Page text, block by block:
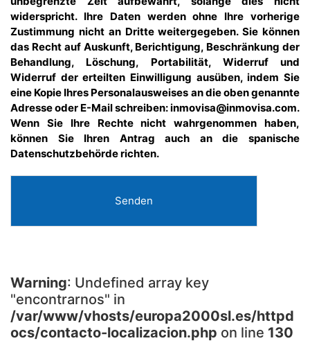
widerspricht. Ihre Daten werden ohne Ihre vorherige
Zustimmung nicht an Dritte weitergegeben. Sie können
das Recht auf Auskunft, Berichtigung, Beschränkung der
Behandlung, Löschung, Portabilität, Widerruf und
Widerruf der erteilten Einwilligung ausüben, indem Sie
eine Kopie Ihres Personalausweises an die oben genannte
Adresse oder E-Mail schreiben: inmovisa@inmovisa.com.
Wenn Sie Ihre Rechte nicht wahrgenommen haben,
können Sie Ihren Antrag auch an die spanische
Datenschutzbehörde richten.
Senden
Warning: Undefined array key
"encontrarnos" in
/var/www/vhosts/europa2000sl.es/httpd
ocs/contacto-localizacion.php on line 130